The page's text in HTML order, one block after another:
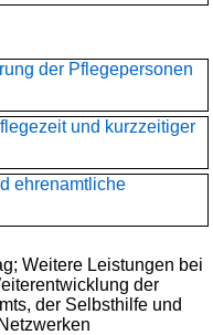
der Pflegepersonen
und kurzzeitiger
ehrenamtliche
Weitere Leistungen bei
der
der Selbsthilfe und